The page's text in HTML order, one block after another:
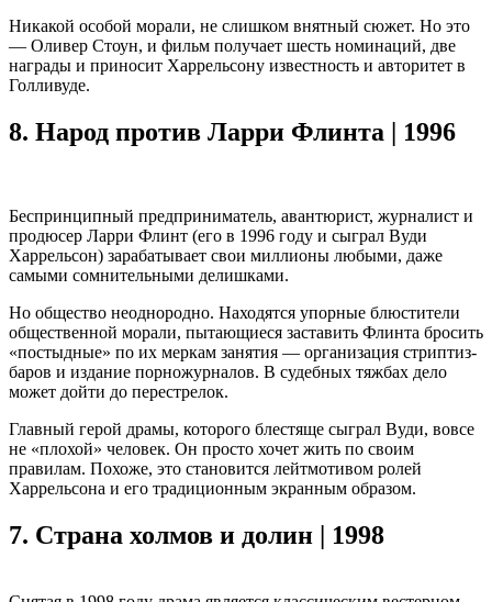
Никакой особой морали, не слишком внятный сюжет. Но это
— Оливер Стоун, и фильм получает шесть номинаций, две
награды и приносит Харрельсону известность и авторитет в
Голливуде.
8. Народ против Ларри Флинта | 1996
Беспринципный предприниматель, авантюрист, журналист и
продюсер Ларри Флинт (его в 1996 году и сыграл Вуди
Харрельсон) зарабатывает свои миллионы любыми, даже
самыми сомнительными делишками.
Но общество неоднородно. Находятся упорные блюстители
общественной морали, пытающиеся заставить Флинта бросить
«постыдные» по их меркам занятия — организация стриптиз-
баров и издание порножурналов. В судебных тяжбах дело
может дойти до перестрелок.
Главный герой драмы, которого блестяще сыграл Вуди, вовсе
не «плохой» человек. Он просто хочет жить по своим
правилам. Похоже, это становится лейтмотивом ролей
Харрельсона и его традиционным экранным образом.
7. Страна холмов и долин | 1998